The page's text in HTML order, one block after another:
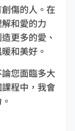
傷的人。在
和愛的力
更多的愛、
和美好。
您面臨多大
程中，我會